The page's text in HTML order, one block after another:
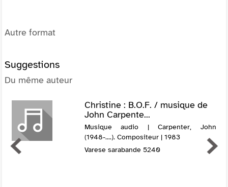
Autre format
Suggestions
Du même auteur
Christine : B.O.F. / musique de
John Carpente...
Musique audio | Carpenter, John
(1948-....). Compositeur | 1983
Varese sarabande 5240